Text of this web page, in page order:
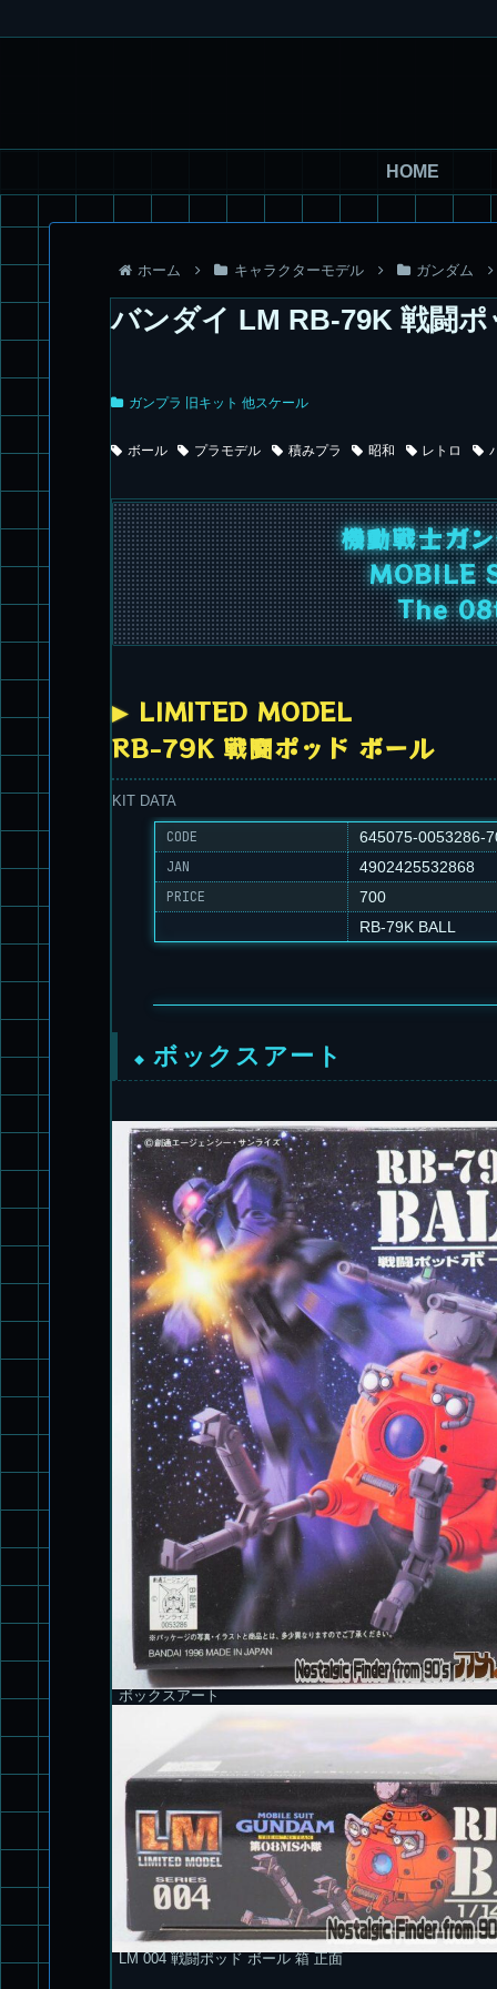
HOME
ホーム キャラクターモデル ガンダム
バンダイ LM RB-79K 戦闘
ガンプラ 旧キット 他スケール
ボール プラモデル 積みプラ 昭和 レトロ
機動戦士ガ
MOBILE
The
LIMITED MODEL
RB-79K 戦闘ポッド ボール
KIT DATA
CODE
645075-0053286-
JAN
4902425532868
PRICE
700
RB-79K BALL
ボックスアート
ボックスアート
LM 004 戦闘ポッド ボール 箱 正面